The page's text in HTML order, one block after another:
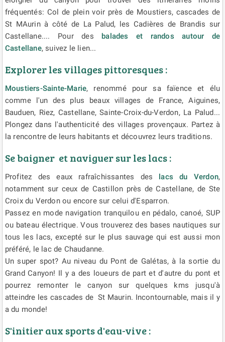
fréquentés: Col de plein voir près de Moustiers, cascades de
St MAurin à côté de La Palud, les Cadières de Brandis sur
Castellane.... Pour des
balades et randos autour de
Castellane, suivez le lien...
Explorer les villages pittoresques :
Moustiers-Sainte-Marie, renommé pour sa faïence et élu
comme l'un des plus beaux villages de France, Aiguines,
Bauduen, Riez, Castellane, Sainte-Croix-du-Verdon, La Palud...
Plongez dans l'authenticité des villages provençaux. Partez à
la rencontre de leurs habitants et découvrez leurs traditions.
Se baigner et naviguer sur les lacs :
Profitez des eaux rafraîchissantes des lacs du Verdon,
notamment sur ceux de Castillon près de Castellane, de Ste
Croix du Verdon ou encore sur celui d'Esparron.
Passez en mode navigation tranquilou en pédalo, canoé, SUP
ou bateau électrique. Vous trouverez des bases nautiques sur
tous les lacs, excepté sur le plus sauvage qui est aussi mon
préféré, le lac de Chaudanne.
Un super spot? Au niveau du Pont de Galétas, à la sortie du
Grand Canyon! Il y a des loueurs de part et d'autre du pont et
pourrez remonter le canyon sur quelques kms jusqu'à
atteindre les cascades de St Maurin. Incontournable, mais il y
a du monde!
S'initier aux sports d'eau-vive :